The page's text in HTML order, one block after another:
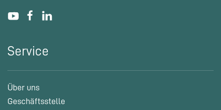
Service
Über uns
Geschäftsstelle